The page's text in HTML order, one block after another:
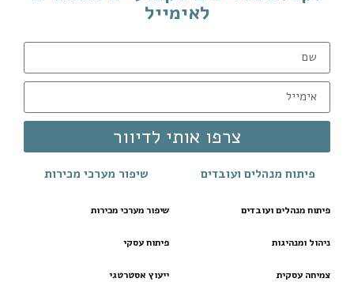
שיפור מערכי מכירות
שיפור מערכי מכירות
פיתוח עסקי
ייעוץ אסטרטגי
פיתוח מנהלים ועובדים
פיתוח מנהלים ועובדים
ניהול ומנהיגות
צמיחה עסקית
לאימייל
צרפו אותי לדיוור